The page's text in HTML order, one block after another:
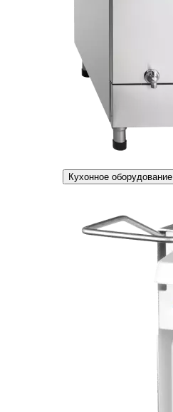
Кухонное оборудование